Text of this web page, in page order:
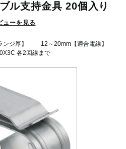
ル支持金具 20個入り
ューを見る
ンジ厚】 12～20mm【適合電線】
各2回線まで